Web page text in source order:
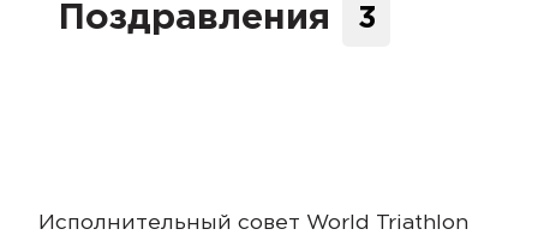
Поздравления 3
Исполнительный совет World Triathlon